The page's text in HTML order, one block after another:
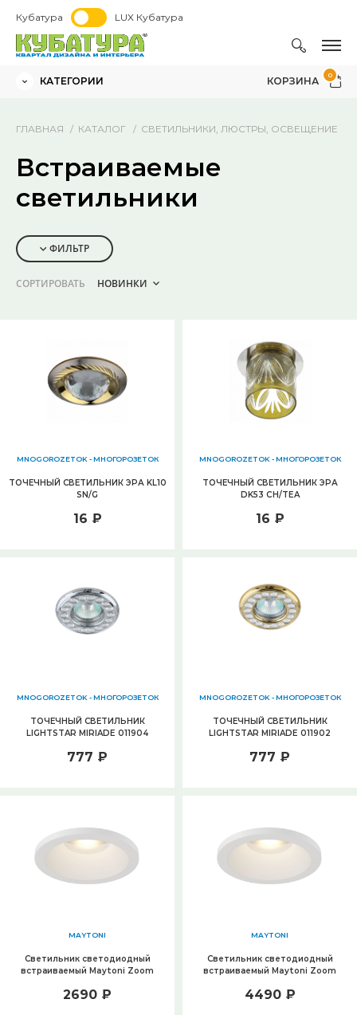
Кубатура LUX Кубатура
КАТЕГОРИИ КОРЗИНА
0
ГЛАВНАЯ КАТАЛОГ СВЕТИЛЬНИКИ, ЛЮСТРЫ, ОСВЕЩЕНИЕ
Встраиваемые
светильники
ФИЛЬТР
СОРТИРОВАТЬ НОВИНКИ
MNOGOROZETOK - МНОГОРОЗЕТОК
ТОЧЕЧНЫЙ СВЕТИЛЬНИК ЭРА KL10
SN/G
16 ₽
MNOGOROZETOK - МНОГОРОЗЕТОК
ТОЧЕЧНЫЙ СВЕТИЛЬНИК ЭРА
DK53 CH/TEA
16 ₽
MNOGOROZETOK - МНОГОРОЗЕТОК
ТОЧЕЧНЫЙ СВЕТИЛЬНИК
LIGHTSTAR MIRIADE 011904
777 ₽
MNOGOROZETOK - МНОГОРОЗЕТОК
ТОЧЕЧНЫЙ СВЕТИЛЬНИК
LIGHTSTAR MIRIADE 011902
777 ₽
MAYTONI
Светильник светодиодный
встраиваемый Maytoni Zoom
2690 ₽
MAYTONI
Светильник светодиодный
встраиваемый Maytoni Zoom
4490 ₽